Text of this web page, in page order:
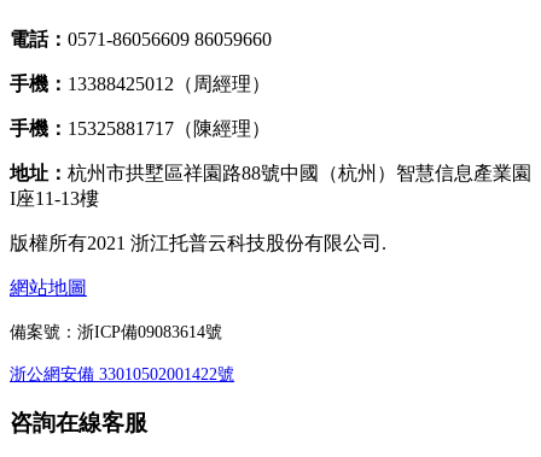
電話： 0571-86056609 86059660
手機： 13388425012（周經理）
手機： 15325881717（陳經理）
地址： 杭州市拱墅區祥園路88號中國（杭州）智慧信息產業園
I座11-13樓
版權所有2021 浙江托普云科技股份有限公司.
網站地圖
備案號： 浙ICP備09083614號
浙公網安備 33010502001422號
咨詢在線客服